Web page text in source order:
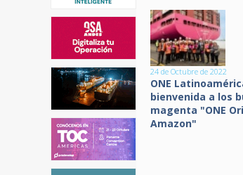
24 de Octubre de 2022
ONE
bienvenida a los
magenta "ONE
Amazon"